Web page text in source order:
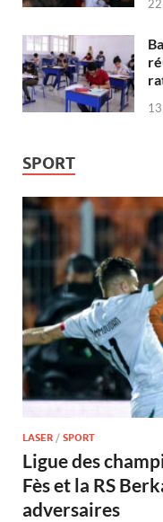
SPORT
LASER / SPORT
Ligue des
Fès et la RS
adversaires